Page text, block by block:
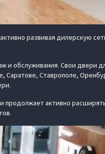
развивая дилерскую
и обслуживания. Свои двери
Саратове, Ставрополе,
продолжает активно